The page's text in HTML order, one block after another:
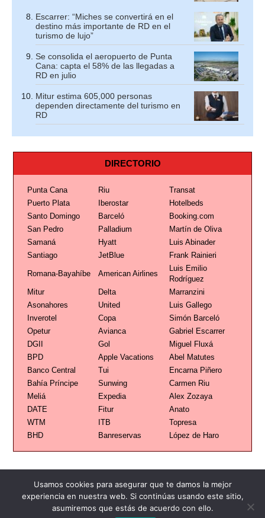
Escarrer: “Miches se convertirá en el
destino más importante de RD en el
turismo de lujo”
Se consolida el aeropuerto de Punta
Cana: capta el 58% de las llegadas a
RD en julio
Mitur estima 605,000 personas
dependen directamente del turismo en
RD
DIRECTORIO
Punta Cana Riu
Transat
Puerto Plata
Iberostar
Hotelbeds
Santo Domingo
Barceló
Booking.com
San Pedro
Palladium
Martín de Oliva
Samaná
Hyatt
Luis Abinader
Santiago
JetBlue Frank Rainieri
Romana-Bayahíbe American Airlines
Luis Emilio
Rodríguez
Mitur
Delta
Marranzini
Asonahores
United
Luis Gallego
Inverotel
Copa
Simón Barceló
Opetur
Avianca
Gabriel Escarrer
DGII
Gol
Miguel Fluxá
BPD
Apple Vacations
Abel Matutes
Banco Central
Tui
Encarna Piñero
Bahía Príncipe
Sunwing
Carmen Riu
Meliá
Expedia
Alex Zozaya
DATE
Fitur
Anato
WTM
ITB
Topresa
BHD
Banreservas López de Haro
Usamos cookies para asegurar que te damos la mejor
experiencia en nuestra web. Si continúas usando este sitio,
asumiremos que estás de acuerdo con ello.
Publicidad Redacción Contacto